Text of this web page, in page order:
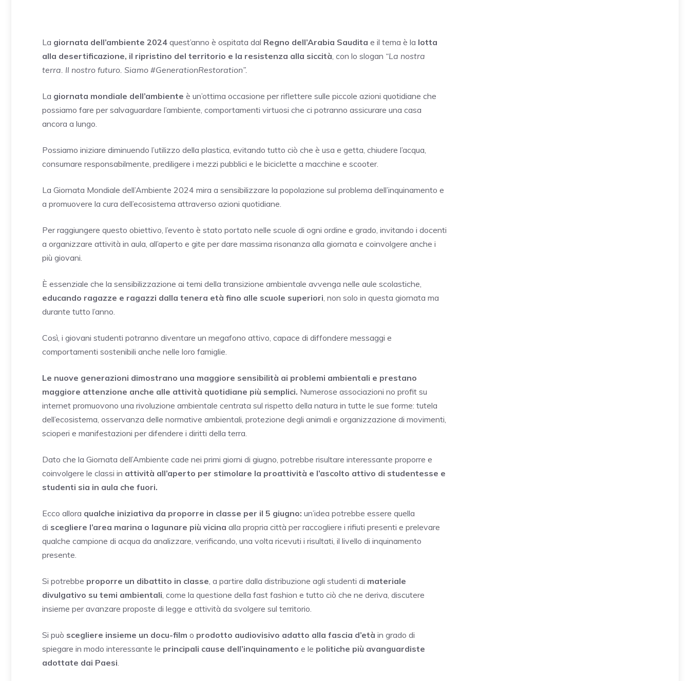
La giornata dell’ambiente 2024 quest’anno è ospitata dal Regno dell’Arabia Saudita e il tema è la lotta
alla desertificazione, il ripristino del territorio e la resistenza alla siccità , con lo slogan “La nostra
terra. Il nostro futuro. Siamo #GenerationRestoration”.
La giornata mondiale dell’ambiente è un’ottima occasione per riflettere sulle piccole azioni quotidiane che
possiamo fare per salvaguardare l’ambiente, comportamenti virtuosi che ci potranno assicurare una casa
ancora a lungo.
Possiamo iniziare diminuendo l’utilizzo della plastica, evitando tutto ciò che è usa e getta, chiudere l’acqua,
consumare responsabilmente, prediligere i mezzi pubblici e le biciclette a macchine e scooter.
La Giornata Mondiale dell’Ambiente 2024 mira a sensibilizzare la popolazione sul problema dell’inquinamento e
a promuovere la cura dell’ecosistema attraverso azioni quotidiane.
Per raggiungere questo obiettivo, l’evento è stato portato nelle scuole di ogni ordine e grado, invitando i docenti
a organizzare attività in aula, all’aperto e gite per dare massima risonanza alla giornata e coinvolgere anche i
più giovani.
È essenziale che la sensibilizzazione ai temi della transizione ambientale avvenga nelle aule scolastiche,
educando ragazze e ragazzi dalla tenera età fino alle scuole superiori , non solo in questa giornata ma
durante tutto l’anno.
Così, i giovani studenti potranno diventare un megafono attivo, capace di diffondere messaggi e
comportamenti sostenibili anche nelle loro famiglie.
Le nuove generazioni dimostrano una maggiore sensibilità ai problemi ambientali e prestano
maggiore attenzione anche alle attività quotidiane più semplici. Numerose associazioni no profit su
internet promuovono una rivoluzione ambientale centrata sul rispetto della natura in tutte le sue forme: tutela
dell’ecosistema, osservanza delle normative ambientali, protezione degli animali e organizzazione di movimenti,
scioperi e manifestazioni per difendere i diritti della terra.
Dato che la Giornata dell’Ambiente cade nei primi giorni di giugno, potrebbe risultare interessante proporre e
coinvolgere le classi in attività all’aperto per stimolare la proattività e l’ascolto attivo di studentesse e
studenti sia in aula che fuori.
Ecco allora qualche iniziativa da proporre in classe per il 5 giugno: un’idea potrebbe essere quella
di scegliere l’area marina o lagunare più vicina alla propria città per raccogliere i rifiuti presenti e prelevare
qualche campione di acqua da analizzare, verificando, una volta ricevuti i risultati, il livello di inquinamento
presente.
Si potrebbe proporre un dibattito in classe , a partire dalla distribuzione agli studenti di materiale
divulgativo su temi ambientali , come la questione della fast fashion e tutto ciò che ne deriva, discutere
insieme per avanzare proposte di legge e attività da svolgere sul territorio.
Si può scegliere insieme un docu-film o prodotto audiovisivo adatto alla fascia d’età in grado di
spiegare in modo interessante le principali cause dell’inquinamento e le politiche più avanguardiste
adottate dai Paesi